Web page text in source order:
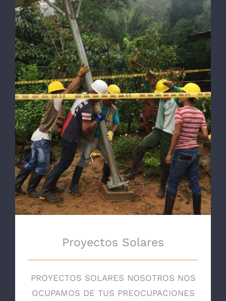
Proyectos Solares
Proyectos Solares
PROYECTOS SOLARES NOSOTROS NOS
OCUPAMOS DE TUS PREOCUPACIONES